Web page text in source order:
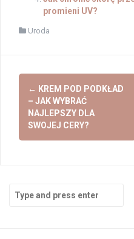
promieni UV?
Uroda
Post
navigation
← KREM POD PODKŁAD
– JAK WYBRAĆ
NAJLEPSZY DLA
SWOJEJ CERY?
for: